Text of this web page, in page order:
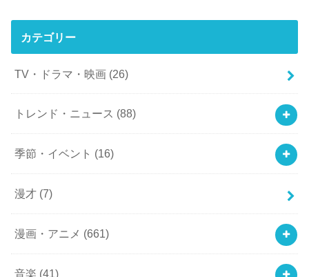
カテゴリー
TV・ドラマ・映画 (26)
トレンド・ニュース (88)
季節・イベント (16)
漫才 (7)
漫画・アニメ (661)
音楽 (41)